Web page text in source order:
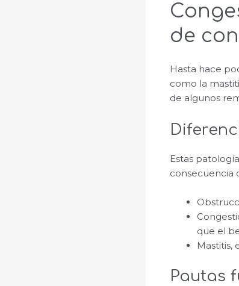
de
Hasta hace
como la
de algunos
Estas
consecuencia
que el
Mastitis,
Pautas